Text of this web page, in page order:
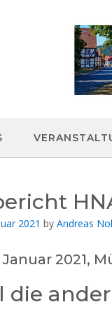
HNA
2021 by Andreas
Januar 2021,
die